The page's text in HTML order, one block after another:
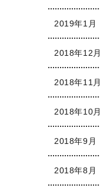
2019年1月
2018年12月
2018年11月
2018年10月
2018年9月
2018年8月